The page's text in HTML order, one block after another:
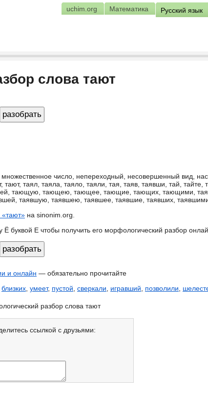
uchim.org Математика Русский язык
слова тают
множественное число, непереходный, несовершенный вид,
тают, таял, таяла, таяло, таяли, тая, таяв, таявши, тай,
тающую, тающею, тающее, тающие, тающих, тающими,
таявшую, таявшею, таявшее, таявшие, таявших,
«тают» на sinonim.org.
буквой Е чтобы получить его морфологический разбор
и онлайн — обязательно прочитайте
близких умеет, пустой сверкали игравший позволили
разбор слова тают
ссылкой с друзьями: